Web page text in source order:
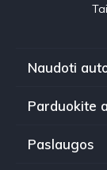
Naudoti
Parduokite
Paslaugos